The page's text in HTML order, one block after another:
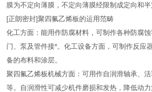
膜为不定向薄膜，不定向薄膜经限制成定向和半
[正朗密封]聚四氟乙烯板的运用范畴
化工方面：能用作防腐材料，可制作各种防腐
门、泵及管件接*。化工设备方面，可制作反应
备的布料和涂层。
聚四氟乙烯板机械方面：可用作自润滑轴承、
等。自润滑性可减少机件磨损和发热，降低动力